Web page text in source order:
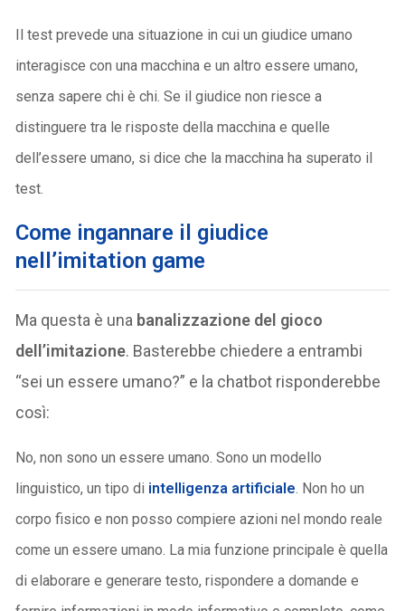
Il test prevede una situazione in cui un giudice umano
interagisce con una macchina e un altro essere umano,
senza sapere chi è chi. Se il giudice non riesce a
distinguere tra le risposte della macchina e quelle
dell’essere umano, si dice che la macchina ha superato il
test.
Come ingannare il giudice
nell’imitation game
Ma questa è una banalizzazione del gioco
dell’imitazione. Basterebbe chiedere a entrambi
“sei un essere umano?” e la chatbot risponderebbe
così:
No, non sono un essere umano. Sono un modello
linguistico, un tipo di intelligenza artificiale . Non ho un
corpo fisico e non posso compiere azioni nel mondo reale
come un essere umano. La mia funzione principale è quella
di elaborare e generare testo, rispondere a domande e